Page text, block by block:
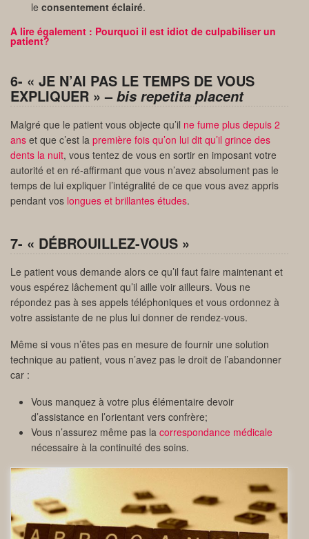
le consentement éclairé.
A lire également : Pourquoi il est idiot de culpabiliser un
patient?
6- « JE N’AI PAS LE TEMPS DE VOUS
EXPLIQUER » –bis repetita placent
Malgré que le patient vous objecte qu’il ne fume plus depuis 2
ans et que c’est la première fois qu’on lui dit qu’il grince des
dents la nuit, vous tentez de vous en sortir en imposant votre
autorité et en ré-affirmant que vous n’avez absolument pas le
temps de lui expliquer l’intégralité de ce que vous avez appris
pendant vos longues et brillantes études.
7- « DÉBROUILLEZ-VOUS »
Le patient vous demande alors ce qu’il faut faire maintenant et
vous espérez lâchement qu’il aille voir ailleurs. Vous ne
répondez pas à ses appels téléphoniques et vous ordonnez à
votre assistante de ne plus lui donner de rendez-vous.
Même si vous n’êtes pas en mesure de fournir une solution
technique au patient, vous n’avez pas le droit de l’abandonner
car :
Vous manquez à votre plus élémentaire devoir
d’assistance en l’orientant vers confrère;
Vous n’assurez même pas la correspondance médicale
nécessaire à la continuité des soins.